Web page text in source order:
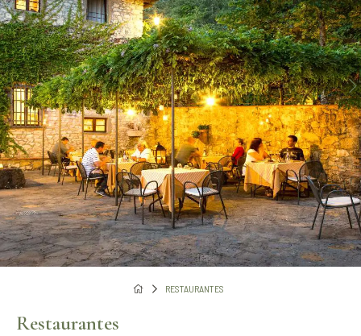
RESTAURANTES
Restaurantes